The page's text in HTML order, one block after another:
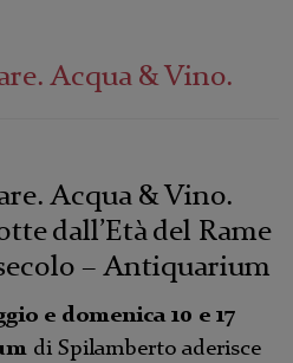
Acqua & Vino.
Acqua & Vino.
dall’Età del Rame
– Antiquarium
e domenica 10 e 17
di Spilamberto aderisce